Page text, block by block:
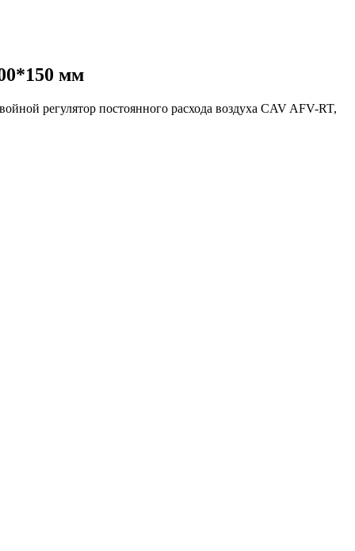
мм
регулятор постоянного расхода воздуха CAV AFV-RT,